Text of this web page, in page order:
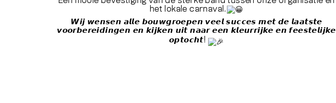
het lokale carnaval.
𝙒𝙞𝙟 𝙬𝙚𝙣𝙨𝙚𝙣 𝙖𝙡𝙡𝙚 𝙗𝙤𝙪𝙬𝙜𝙧𝙤𝙚𝙥𝙚𝙣 𝙫𝙚𝙚𝙡 𝙨𝙪𝙘𝙘𝙚𝙨 𝙢𝙚𝙩 𝙙𝙚 𝙡𝙖𝙖𝙩𝙨𝙩𝙚
𝙫𝙤𝙤𝙧𝙗𝙚𝙧𝙚𝙞𝙙𝙞𝙣𝙜𝙚𝙣 𝙚𝙣 𝙠𝙞𝙟𝙠𝙚𝙣 𝙪𝙞𝙩 𝙣𝙖𝙖𝙧 𝙚𝙚𝙣 𝙠𝙡𝙚𝙪𝙧𝙧𝙞𝙟𝙠𝙚 𝙚𝙣 𝙛𝙚𝙚𝙨𝙩𝙚𝙡𝙞𝙟𝙠𝙚
𝙤𝙥𝙩𝙤𝙘𝙝𝙩!